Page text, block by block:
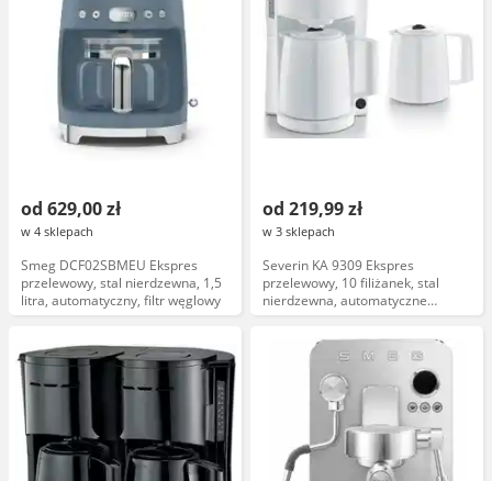
od 629,00 zł
w 4 sklepach
Smeg DCF02SBMEU Ekspres
przelewowy, stal nierdzewna, 1,5
litra, automatyczny, filtr węglowy
od 219,99 zł
w 3 sklepach
Severin KA 9309 Ekspres
przelewowy, 10 filiżanek, stal
nierdzewna, automatyczne
wyłączanie, filtr wielokrotnego